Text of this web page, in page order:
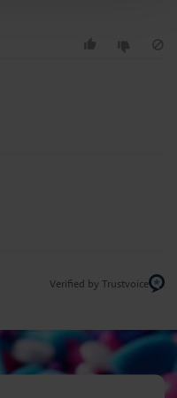
Verified by Trustvoice